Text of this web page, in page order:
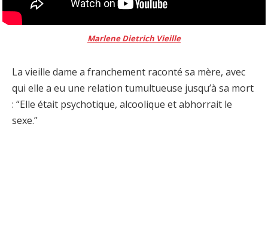
Marlene Dietrich Vieille
La vieille dame a franchement raconté sa mère, avec
qui elle a eu une relation tumultueuse jusqu’à sa mort
: “Elle était psychotique, alcoolique et abhorrait le
sexe.”